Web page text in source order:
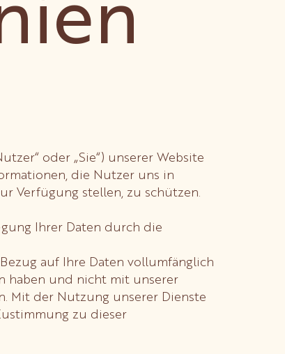
oder „Sie“) unserer Website
die Nutzer uns in
Verfügung stellen, zu schützen.
Ihrer Daten durch die
auf Ihre Daten vollumfänglich
haben und nicht mit unserer
Mit der Nutzung unserer Dienste
zu dieser